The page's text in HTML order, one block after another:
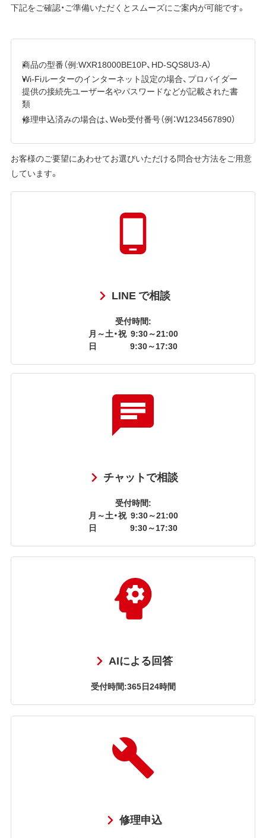
下記をご確認・ご準備いただくとスムーズにご案内が可能です。
商品の型番（例:WXR18000BE10P、HD-SQS8U3-A）
Wi-Fiルーターのインターネット設定の場合、プロバイダー
提供の接続先ユーザー名やパスワードなどが記載された書
類
修理申込済みの場合は、Web受付番号（例：W1234567890）
お客様のご要望にあわせてお選びいただける問合せ方法をご用意
しています。
LINE で相談
受付時間:
月～土・祝 9:30～21:00
日
9:30～17:30
チャットで相談
受付時間:
月～土・祝 9:30～21:00
日
9:30～17:30
AIによる回答
受付時間:365日24時間
修理申込